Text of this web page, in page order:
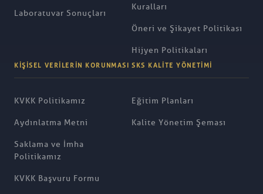
Laboratuvar Sonuçları
Kuralları
Öneri ve Şikayet Politikası
Hijyen Politikaları
KIŞISEL VERILERIN KORUNMASI
KVKK Politikamız
Aydınlatma Metni
Saklama ve İmha
Politikamız
KVKK Başvuru Formu
SKS KALITE YÖNETIMI
Eğitim Planları
Kalite Yönetim Şeması